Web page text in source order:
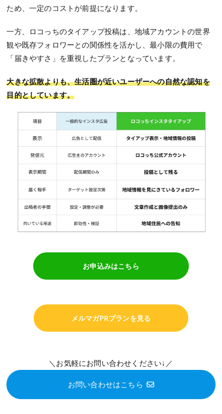
ため、一定のコストが前提になります。
一方、ロコっちのタイアップ投稿は、地域アカウントの世界
観や既存フォロワーとの関係性を活かし、最小限の費用で
「届きやすさ」を重視したプランとなっています。
大きな拡散よりも、生活圏が近いユーザーへの自然な認知を
目的としています。
お申込みはこちら
メルマガPRプランを見る
＼お気軽にお問い合わせください↓／
お問い合わせはこちら